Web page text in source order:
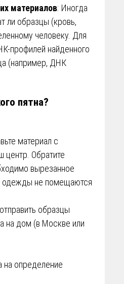
материалов: Иногда
ли образцы (кровь,
человеку. Для
профилей найденного
(например, ДНК
пятна?
материал с
центр. Обратите
вырезанное
одежды не помещаются
образцы
на дом (в Москве или
на определение